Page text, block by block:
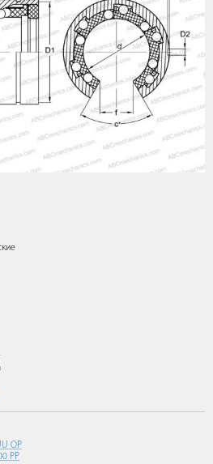
OP
PP